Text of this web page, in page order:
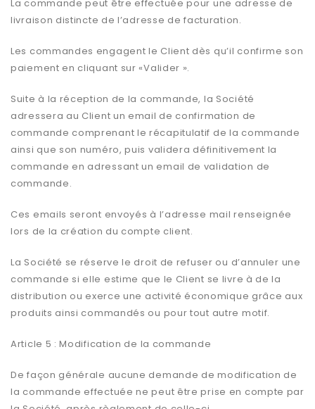
La commande peut être effectuée pour une adresse de
livraison distincte de l’adresse de facturation.
Les commandes engagent le Client dès qu’il confirme son
paiement en cliquant sur «Valider ».
Suite à la réception de la commande, la Société
adressera au Client un email de confirmation de
commande comprenant le récapitulatif de la commande
ainsi que son numéro, puis validera définitivement la
commande en adressant un email de validation de
commande.
Ces emails seront envoyés à l’adresse mail renseignée
lors de la création du compte client.
La Société se réserve le droit de refuser ou d’annuler une
commande si elle estime que le Client se livre à de la
distribution ou exerce une activité économique grâce aux
produits ainsi commandés ou pour tout autre motif.
Article 5 : Modification de la commande
De façon générale aucune demande de modification de
la commande effectuée ne peut être prise en compte par